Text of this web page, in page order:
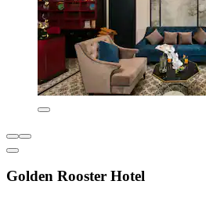
Golden Rooster Hotel